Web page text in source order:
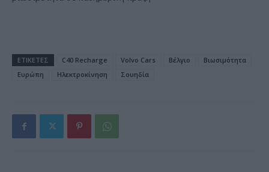
ΕΤΙΚΕΤΕΣ C40 Recharge Volvo Cars Βέλγιο
Βιωσιμότητα
Ευρώπη
Ηλεκτροκίνηση Σουηδία